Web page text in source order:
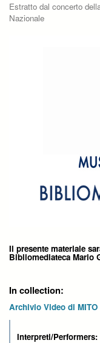
Estratto dal concerto
Nazionale
Il presente materiale
Bibliomediateca Mario
In collection:
Archivio Video di MITO
Interpreti/Performers: